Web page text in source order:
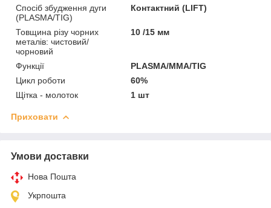
Спосіб збудження дуги
(PLASMA/TIG)
Контактний (LIFT)
Товщина різу чорних
металів: чистовий/
чорновий
10 /15 мм
Функції
PLASMA/MMA/TIG
Цикл роботи
60%
Щітка - молоток
1 шт
Приховати
Умови доставки
Нова Пошта
Укрпошта